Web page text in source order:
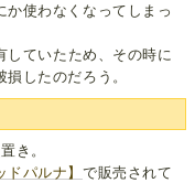
か使わなくなってしまっ
していたため、その時に
したのだろう。
き。
ドパルナ】で販売されて